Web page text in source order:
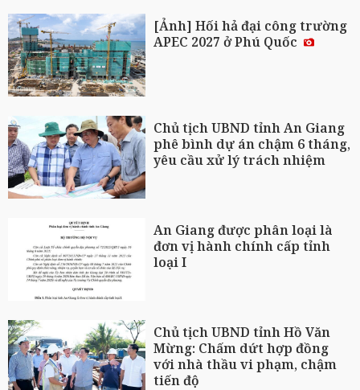
[Ảnh] Hối hả đại công trường
APEC 2027 ở Phú Quốc
Chủ tịch UBND tỉnh An Giang
phê bình dự án chậm 6 tháng,
yêu cầu xử lý trách nhiệm
An Giang được phân loại là
đơn vị hành chính cấp tỉnh
loại I
Chủ tịch UBND tỉnh Hồ Văn
Mừng: Chấm dứt hợp đồng
với nhà thầu vi phạm, chậm
tiến độ